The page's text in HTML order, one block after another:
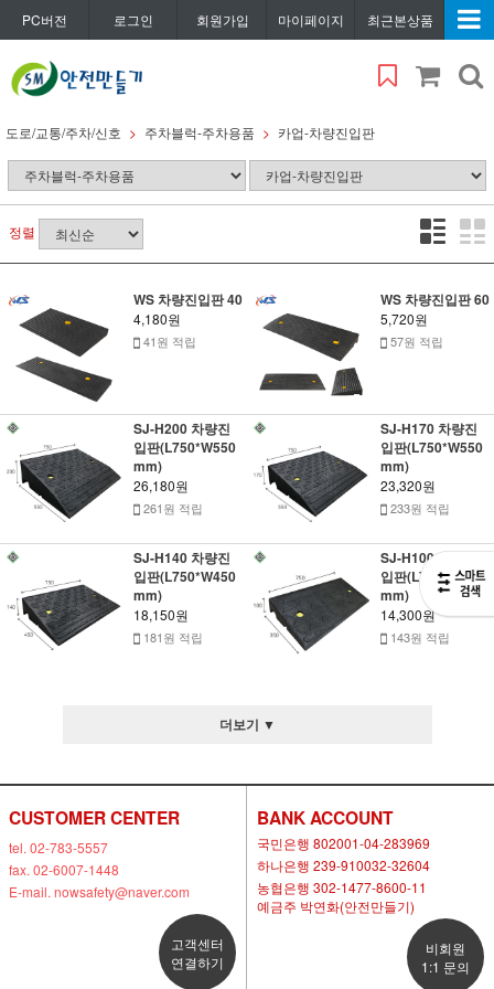
PC버전 로그인 회원가입 마이페이지 최근본상품
도로/교통/주차/신호 주차블럭-주차용품 카업-차량진입판
정렬
WS 차량진입판 40
4,180원
41원 적립
WS 차량진입판 60
5,720원
57원 적립
SJ-H200 차량진
입판(L750*W550
mm)
26,180원
261원 적립
SJ-H170 차량진
입판(L750*W550
mm)
23,320원
233원 적립
SJ-H140 차량진
입판(L750*W450
mm)
18,150원
181원 적립
SJ-H100 차량진
입판(L750*W350
mm)
14,300원
143원 적립
더보기 ▼
CUSTOMER CENTER
tel. 02-783-5557
fax. 02-6007-1448
E-mail. nowsafety@naver.com
고객센터
연결하기
BANK ACCOUNT
국민은행 802001-04-283969
하나은행 239-910032-32604
농협은행 302-1477-8600-11
예금주 박연화(안전만들기)
비회원
1:1 문의